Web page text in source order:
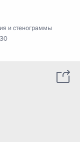
и стенограммы